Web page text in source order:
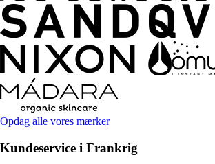
Opdag alle vores mærker
Kundeservice i Frankrig